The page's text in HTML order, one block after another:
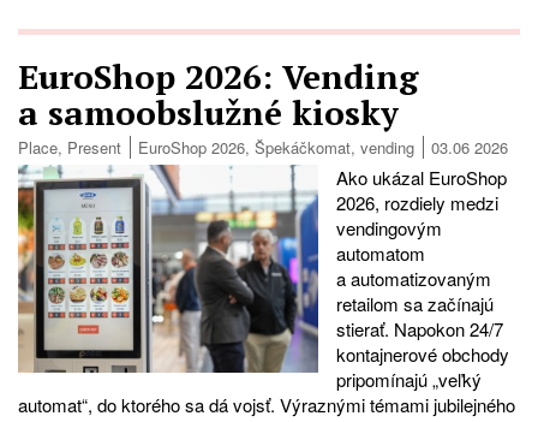
EuroShop 2026: Vending
a samoobslužné kiosky
Place, Present EuroShop 2026, Špekáčkomat, vending 03.06 2026
Ako ukázal EuroShop
2026, rozdiely medzi
vendingovým
automatom
a automatizovaným
retailom sa začínajú
stierať. Napokon 24/7
kontajnerové obchody
pripomínajú „veľký
automat“, do ktorého sa dá vojsť. Výraznými témami jubilejného